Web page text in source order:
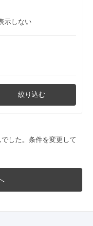
示しない
絞り込む
した。条件を変更して